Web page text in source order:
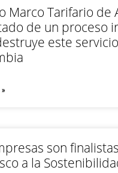
Marco Tarifario de
de un proceso
este
son
a la